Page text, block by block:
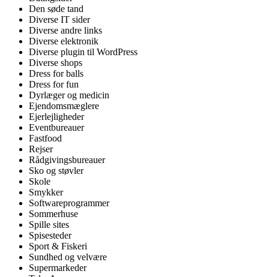
Den søde tand
Diverse IT sider
Diverse andre links
Diverse elektronik
Diverse plugin til WordPress
Diverse shops
Dress for balls
Dress for fun
Dyrlæger og medicin
Ejendomsmæglere
Ejerlejligheder
Eventbureauer
Fastfood
Rejser
Rådgivingsbureauer
Sko og støvler
Skole
Smykker
Softwareprogrammer
Sommerhuse
Spille sites
Spisesteder
Sport & Fiskeri
Sundhed og velvære
Supermarkeder